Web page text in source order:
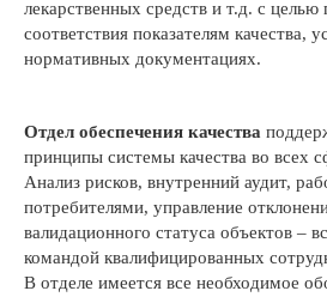
лекарственных средств и т.д. с целью
соответствия показателям качества,
нормативных документациях.
Отдел обеспечения качества
принципы системы качества во всех
Анализ рисков, внутренний аудит,
потребителями, управление
валидационного статуса объектов –
командой квалифицированных
В отделе имеется все необходимое